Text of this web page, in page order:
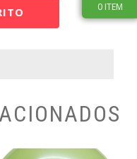
0 ITEM